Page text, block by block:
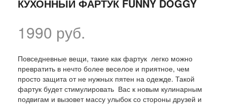
КУХОННЫЙ ФАРТУК FUNNY DOGGY
1990 руб.
Повседневные вещи, такие как фартук легко можно
превратить в нечто более веселое и приятное, чем
просто защита от не нужных пятен на одежде. Такой
фартук будет стимулировать Вас к новым кулинарным
подвигам и вызовет массу улыбок со стороны друзей и